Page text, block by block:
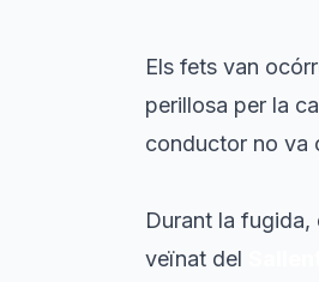
Els fets van
perillosa per la
conductor no va
Durant la fugida,
veïnat del